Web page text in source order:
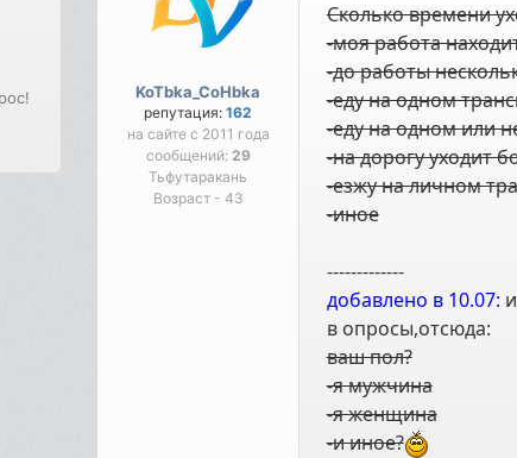
KoTbka_CoHbka
репутация:162
на сайте с 2011 года
сообщений: 29
Тьфутаракань
Возраст - 43
Сколько времени
-моя работа
-до работы
-еду на одном
-еду на одном или
-на дорогу уходит
-езжу на личном
-иное
-------------
добавлено в 10.07:
в опросы,отсюда:
ваш пол?
-я мужчина
-я женщина
-и иное?